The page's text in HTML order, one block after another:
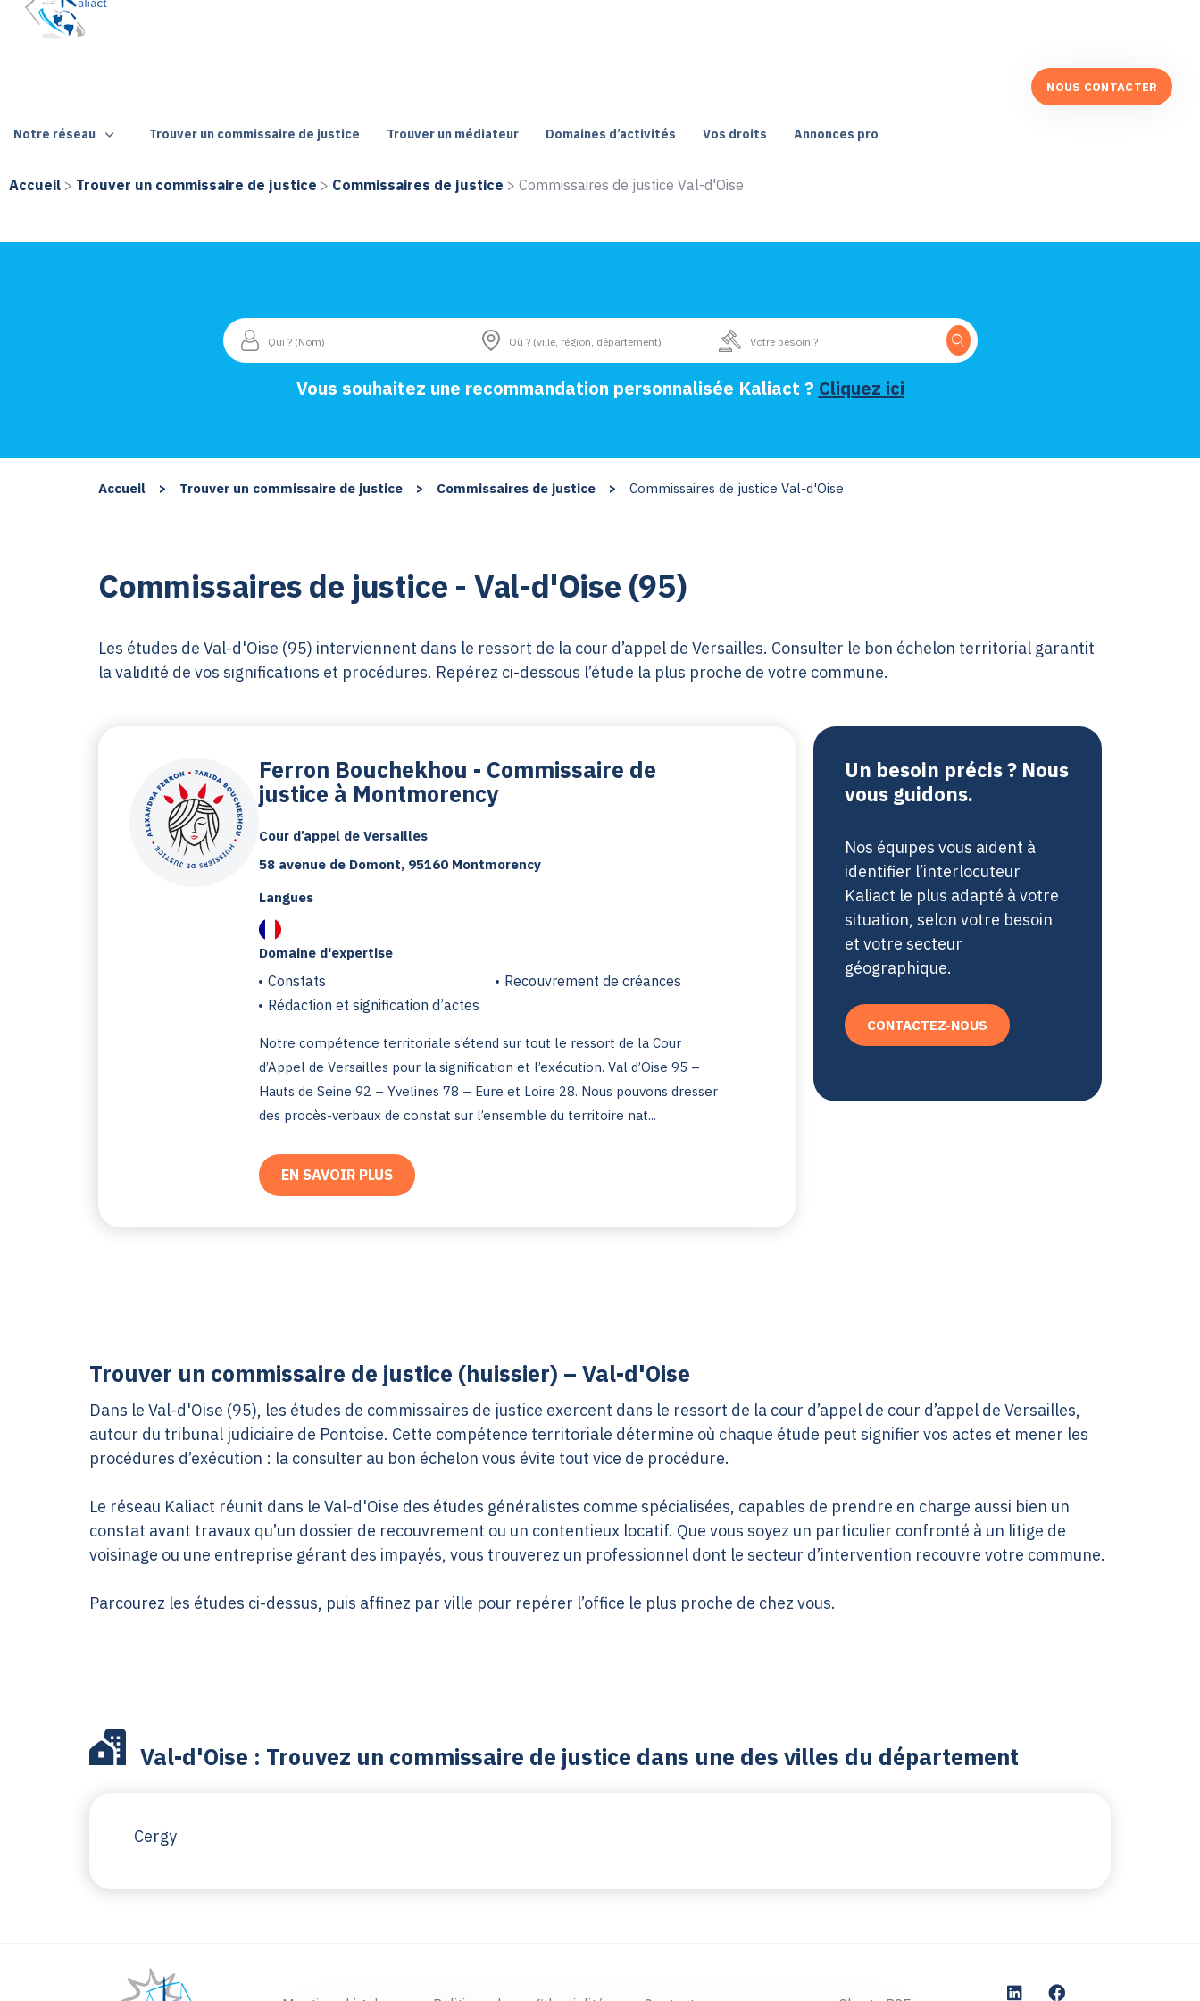
Notre réseau Trouver un commissaire de justice Trouver un médiateur Domaines d’activités Vos droits Annonces pro
NOUS CONTACTER
Accueil > Trouver un commissaire de justice > Commissaires de justice > Commissaires de justice Val-d'Oise
Vous souhaitez une recommandation personnalisée Kaliact ? Cliquez ici
Accueil > Trouver un commissaire de justice > Commissaires de justice > Commissaires de justice Val-d'Oise
Commissaires de justice - Val-d'Oise (95)
Les études de Val-d'Oise (95) interviennent dans le ressort de la cour d’appel de Versailles. Consulter le bon échelon territorial garantit
la validité de vos significations et procédures. Repérez ci-dessous l’étude la plus proche de votre commune.
Ferron Bouchekhou - Commissaire de
justice à Montmorency
Cour d’appel de Versailles
58 avenue de Domont, 95160 Montmorency
Domaine d'expertise
Constats
Recouvrement de créances
Rédaction et signification d’actes
Langues
Notre compétence territoriale s’étend sur tout le ressort de la Cour
d’Appel de Versailles pour la signification et l’exécution. Val d’Oise 95 –
Hauts de Seine 92 – Yvelines 78 – Eure et Loire 28. Nous pouvons dresser
des procès-verbaux de constat sur l’ensemble du territoire nat...
EN SAVOIR PLUS
Un besoin précis ? Nous
vous guidons.
Nos équipes vous aident à
identifier l’interlocuteur
Kaliact le plus adapté à votre
situation, selon votre besoin
et votre secteur
géographique.
CONTACTEZ-NOUS
Trouver un commissaire de justice (huissier) – Val-d'Oise
Dans le Val-d'Oise (95), les études de commissaires de justice exercent dans le ressort de la cour d’appel de cour d’appel de Versailles,
autour du tribunal judiciaire de Pontoise. Cette compétence territoriale détermine où chaque étude peut signifier vos actes et mener les
procédures d’exécution : la consulter au bon échelon vous évite tout vice de procédure.
Le réseau Kaliact réunit dans le Val-d'Oise des études généralistes comme spécialisées, capables de prendre en charge aussi bien un
constat avant travaux qu’un dossier de recouvrement ou un contentieux locatif. Que vous soyez un particulier confronté à un litige de
voisinage ou une entreprise gérant des impayés, vous trouverez un professionnel dont le secteur d’intervention recouvre votre commune.
Parcourez les études ci-dessus, puis affinez par ville pour repérer l’office le plus proche de chez vous.
Val-d'Oise : Trouvez un commissaire de justice dans une des villes du département
Cergy